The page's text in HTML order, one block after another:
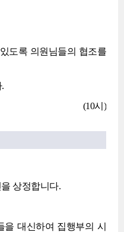
도록 의원님들의 협조를
(10시)
상정합니다.
대신하여 집행부의 시